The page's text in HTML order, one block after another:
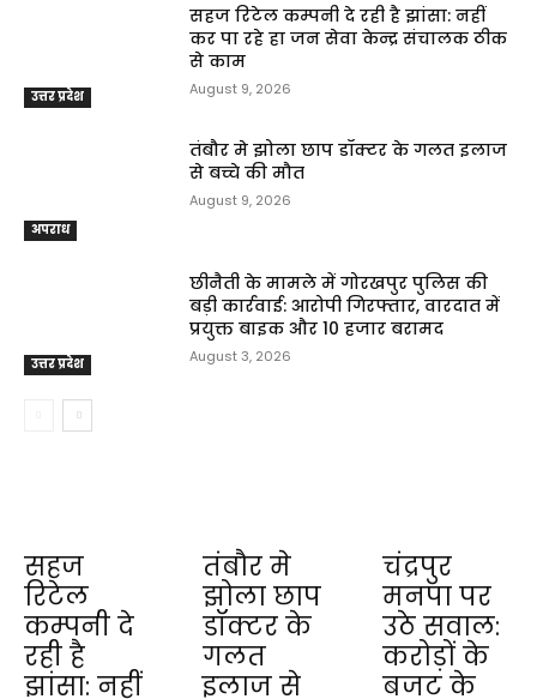
उत्तर प्रदेश
सहज रिटेल कम्पनी दे रही है झांसा: नहीं
कर पा रहे हा जन सेवा केन्द्र संचालक ठीक
से काम
August 9, 2026
अपराध
तंबौर मे झोला छाप डॉक्टर के गलत इलाज
से बच्चे की मौत
August 9, 2026
उत्तर प्रदेश
छीनैती के मामले में गोरखपुर पुलिस की
बड़ी कार्रवाई: आरोपी गिरफ्तार, वारदात में
प्रयुक्त बाइक और ₹10 हजार बरामद
August 3, 2026
सहज
रिटेल
कम्पनी दे
रही है
झांसा: नहीं
तंबौर मे
झोला छाप
डॉक्टर के
गलत
इलाज से
चंद्रपुर
मनपा पर
उठे सवाल:
करोड़ों के
बजट के